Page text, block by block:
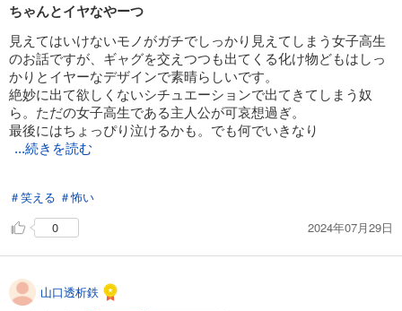
ちゃんとイヤなやーつ
見えてはいけないモノがガチでしっかり見えてしまう女子高生
のお話ですが、ギャグを交えつつも出てくる化け物どもはしっ
かりとイヤーなデザインで素晴らしいです。
絶妙に出て欲しくないシチュエーションで出てきてしまう奴
ら。ただの女子高生である主人公が可哀想過ぎ。
最後にはちょっぴり泣けるかも。でも何でいきなり
...続きを読む
いる町その物がヤバイのでは...と感じます。
これからそういうのも分かってくるのかな。
＃笑える ＃怖い
0
2024年07月29日
山口透析鉄